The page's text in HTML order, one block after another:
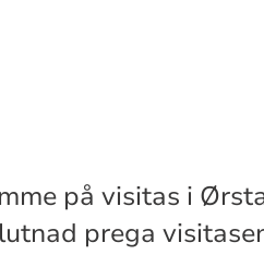
på visitas i
prega